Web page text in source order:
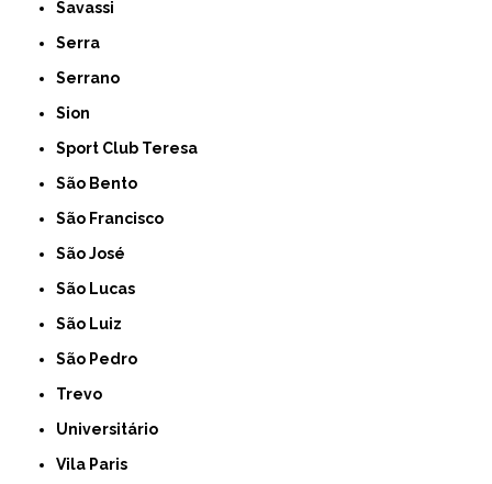
Savassi
Serra
Serrano
Sion
Sport Club Teresa
São Bento
São Francisco
São José
São Lucas
São Luiz
São Pedro
Trevo
Universitário
Vila Paris